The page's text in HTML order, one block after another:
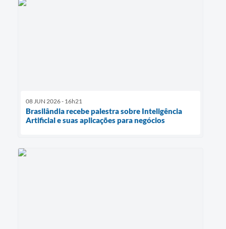
08 JUN 2026 - 16h21
Brasilândia recebe palestra sobre Inteligência
Artificial e suas aplicações para negócios